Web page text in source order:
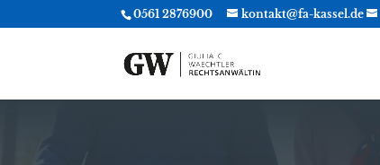
0561 2876900 kontakt@fa-kassel.de